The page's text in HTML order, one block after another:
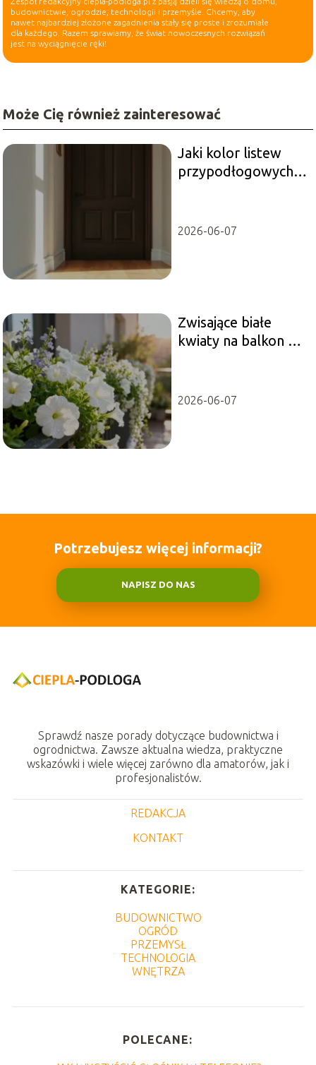
budownictwie, ogrodzie, technologii i przemyśle. Chcemy, aby
nawet najbardziej złożone zagadnienia stały się proste i zrozumiałe
dla każdego. Razem sprawiamy, że świat nowoczesnych rozwiązań
jest na wyciągnięcie ręki!
Może Cię również zainteresować
Jaki kolor listew
przypodłogowych
2026-06-07
Zwisające białe
kwiaty na balkon –
2026-06-07
Potrzebujesz więcej informacji?
NAPISZ DO NAS
Sprawdź nasze porady dotyczące budownictwa i
ogrodnictwa. Zawsze aktualna wiedza, praktyczne
wskazówki i wiele więcej zarówno dla amatorów, jak i
profesjonalistów.
REDAKCJA
KONTAKT
KATEGORIE:
BUDOWNICTWO
OGRÓD
PRZEMYSŁ
TECHNOLOGIA
WNĘTRZA
POLECANE: